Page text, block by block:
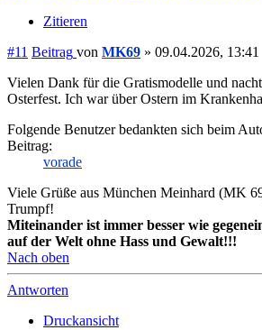
Zitieren
#11 Beitrag von MK69 » 09.04.2026, 13:41
Vielen Dank für die Gratismodelle und
Osterfest. Ich war über Ostern im
Folgende Benutzer bedankten sich beim
Beitrag:
vorade
Viele Grüße aus München Meinhard (MK
Trumpf!
Miteinander ist immer besser wie
auf der Welt ohne Hass und Gewalt!!!
Nach oben
Antworten
Druckansicht